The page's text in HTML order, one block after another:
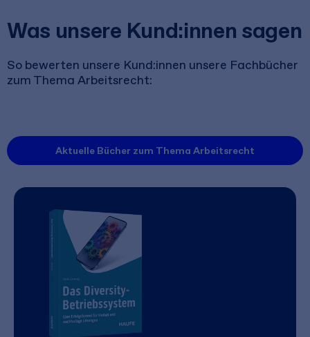
Was unsere Kund:innen sagen
So bewerten unsere Kund:innen unsere Fachbücher
zum Thema Arbeitsrecht:
Aktuelle Bücher zum Thema Arbeitsrecht